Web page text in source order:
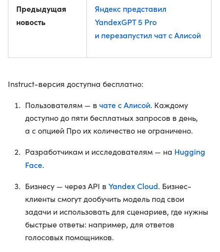
Предыдущая
новость
Яндекс представил
YandexGPT 5 Pro
и перезапустил чат с Алисой
Instruct-версия доступна бесплатно:
Пользователям — в чате с Алисой. Каждому
доступно до пяти бесплатных запросов в день,
а с опцией Про их количество не ограничено.
Разработчикам и исследователям — на Hugging
Face.
Бизнесу — через API в Yandex Cloud. Бизнес-
клиенты смогут дообучить модель под свои
задачи и использовать для сценариев, где нужны
быстрые ответы: например, для ответов
голосовых помощников.